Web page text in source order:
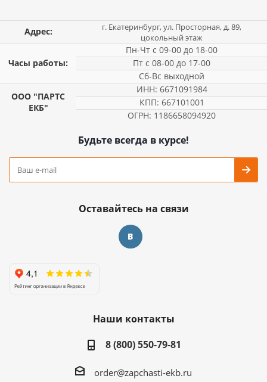
Адрес:
г. Екатеринбург, ул. Просторная, д. 89,
цокольный этаж
Часы работы:
Пн-Чт с 09-00 до 18-00
Пт с 08-00 до 17-00
Сб-Вс выходной
ООО "ПАРТС
ЕКБ"
ИНН: 6671091984
КПП: 667101001
ОГРН: 1186658094920
Будьте всегда в курсе!
Оставайтесь на связи
Наши контакты
8 (800) 550-79-81
order@zapchasti-ekb.ru